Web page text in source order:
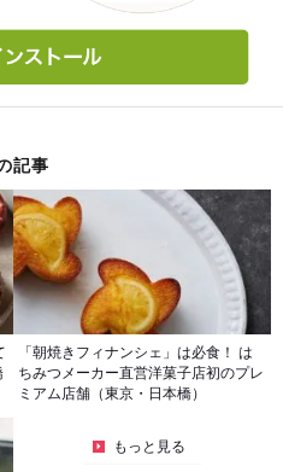
記事
「朝焼きフィナンシェ」は必食！ は
ちみつメーカー直営洋菓子店初のプレ
ミアム店舗（東京・日本橋）
もっと見る